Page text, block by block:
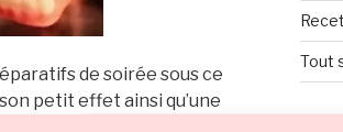
de soirée sous ce
petit effet ainsi qu’une
effrayer vos inviter tout
Tout